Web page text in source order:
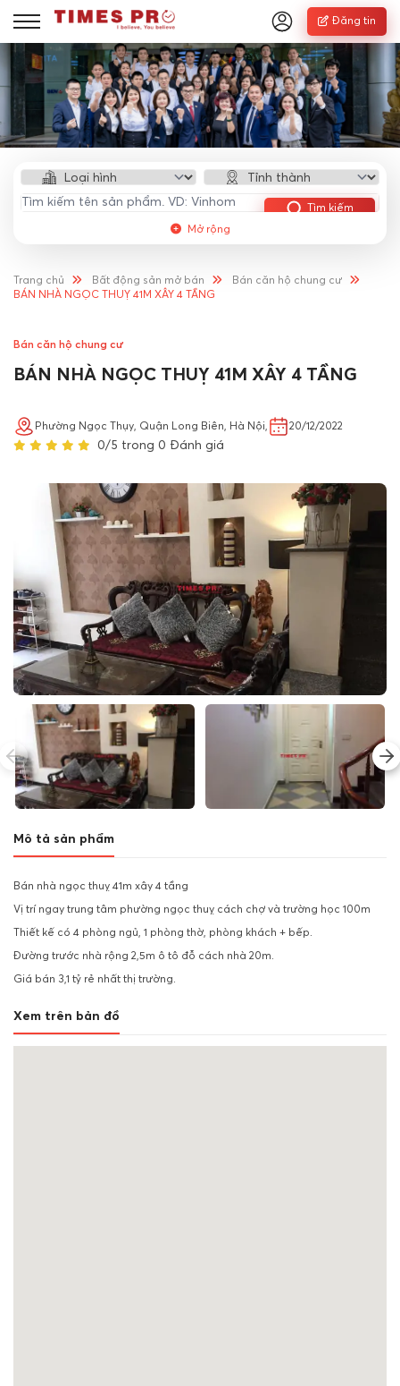
Đăng tin
Tìm kiếm
Mở rộng
Trang chủ Bất động sản mở bán
Bán căn hộ chung cư
BÁN NHÀ NGỌC THUỴ 41M XÂY 4 TẦNG
Bán căn hộ chung cư
BÁN NHÀ NGỌC THUỴ 41M XÂY 4 TẦNG
Phường Ngọc Thụy, Quận Long Biên, Hà Nội, 20/12/2022
0/5 trong 0 Đánh giá
Mô tả sản phẩm
Bán nhà ngọc thuỵ 41m xây 4 tầng
Vị trí ngay trung tâm phường ngọc thuỵ cách chợ và trường học 100m
Thiết kế có 4 phòng ngủ, 1 phòng thờ, phòng khách + bếp.
Đường trước nhà rộng 2,5m ô tô đỗ cách nhà 20m.
Giá bán 3,1 tỷ rẻ nhất thị trường.
Xem trên bản đồ